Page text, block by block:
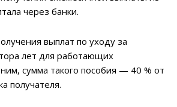
через банки.
выплат по уходу за
лет для работающих
сумма такого пособия — 40 % от
получателя.